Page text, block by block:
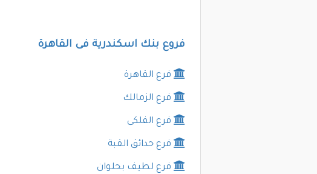
فروع بنك اسكندرية فى القاهرة
فرع القاهرة
فرع الزمالك
فرع الفلكى
فرع حدائق القبة
فرع لطيف بحلوان